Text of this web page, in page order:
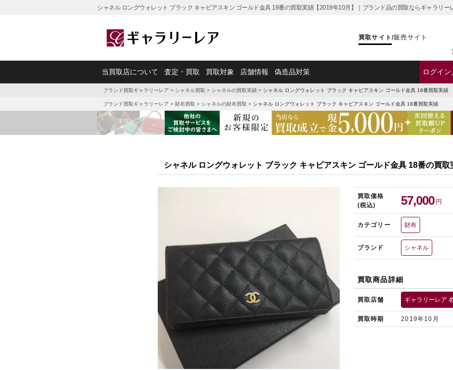
シャネル ロングウォレット ブラック キャビアスキン ゴールド金具 18番の買取実績【2019年10月】｜ブランド品の買取ならギャラリー
買取サイト /販売サイト
当買取店について 査定・買取 買取対象 店舗情報 偽造品対策 ログイ
ブランド買取ギャラリーレア > シャネル買取 > シャネルの買取実績 > シャネル ロングウォレット ブラック キャビアスキン ゴールド金具 18番買取実績
ブランド買取ギャラリーレア > 財布買取 > シャネルの財布買取 > シャネル ロングウォレット ブラック キャビアスキン ゴールド金具 18番買取実績
シャネル ロングウォレット ブラック キャビアスキン ゴールド金具 18番の買取
買取価格
(税込)
57,000 円
カテゴリー 財布
ブランド シャネル
買取商品詳細
買取店舗 ギャラリーレア
買取時期 2019年10月